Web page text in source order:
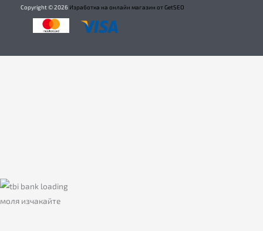
Copyright ©2026 Изработка на онлайн магазин от GetSEO
моля изчакайте